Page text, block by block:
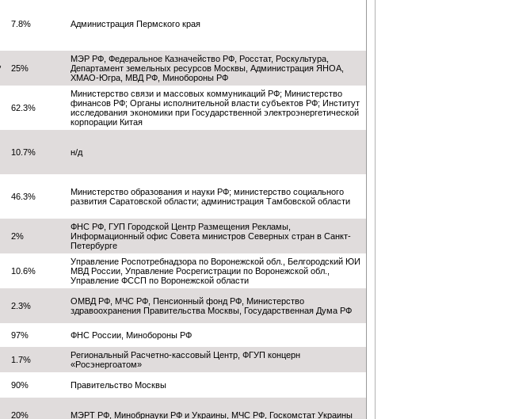
7.8% Администрация Пермского края
25%
МЭР РФ, Федеральное Казначейство РФ, Росстат, Роскультура,
Департамент земельных ресурсов Москвы, Администрация ЯНОА,
ХМАО-Югра, МВД РФ, Минобороны РФ
62.3%
Министерство связи и массовых коммуникаций РФ; Министерство
финансов РФ; Органы исполнительной власти субъектов РФ; Институт
исследования экономики при Государственной электроэнергетической
корпорации Китая
10.7% н/д
46.3%
Министерство образования и науки РФ; министерство социального
развития Саратовской области; администрация Тамбовской области
2%
ФНС РФ, ГУП Городской Центр Размещения Рекламы,
Информационный офис Совета министров Северных стран в Санкт-
Петербурге
10.6%
Управление Роспотребнадзора по Воронежской обл., Белгородский ЮИ
МВД России, Управление Росрегистрации по Воронежской обл.,
Управление ФССП по Воронежской области
2.3%
ОМВД РФ, МЧС РФ, Пенсионный фонд РФ, Министерство
здравоохранения Правительства Москвы, Государственная Дума РФ
97% ФНС России, Минобороны РФ
1.7%
Региональный Расчетно-кассовый Центр, ФГУП концерн
«Росэнергоатом»
90% Правительство Москвы
20% МЭРТ РФ, Минобрнауки РФ и Украины, МЧС РФ, Госкомстат Украины